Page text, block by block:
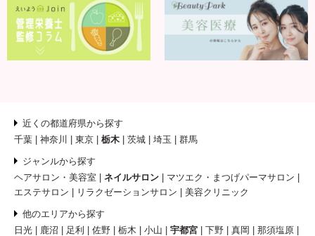
近くの都道府県から探す
千葉
神奈川 東京 栃木 茨城 埼玉 群馬
ジャンルから探す
ヘアサロン・美容室
ネイルサロン
マツエク・まつげパーマサロン
エステサロン
リラクゼーションサロン 美容クリニック
他のエリアから探す
日光
鹿沼 足利 佐野 栃木 小山 宇都宮 下野 真岡
那須塩原